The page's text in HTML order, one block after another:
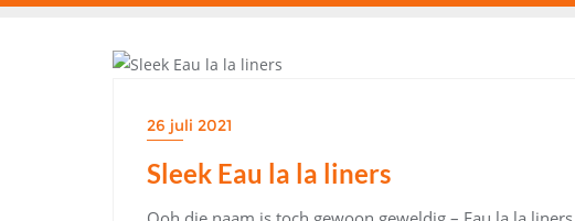
26 juli 2021
Sleek Eau la la liners